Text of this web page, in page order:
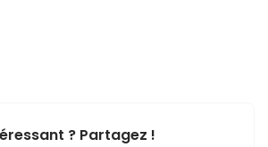
? Partagez !